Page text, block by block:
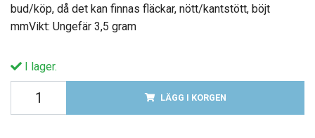
bud/köp, då det kan finnas fläckar, nött/kantstött, böjt
mmVikt: Ungefär 3,5 gram
I lager.
LÄGG I KORGEN